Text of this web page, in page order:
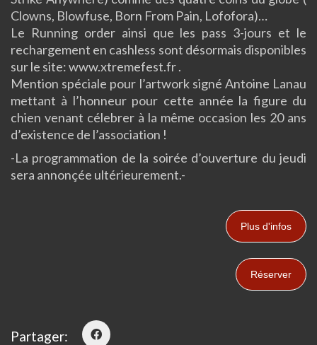
Clowns, Blowfuse, Born From Pain, Lofofora)…
Le Running order ainsi que les pass 3-jours et le
rechargement en cashless sont désormais disponibles
sur le site: www.xtremefest.fr .
Mention spéciale pour l’artwork signé Antoine Lanau
mettant à l’honneur pour cette année la figure du
chien venant célebrer à la même occasion les 20 ans
d’existence de l’association !
-La programmation de la soirée d’ouverture du jeudi
sera annonçée ultérieurement.-
Plus d'infos
Réserver
Partager: